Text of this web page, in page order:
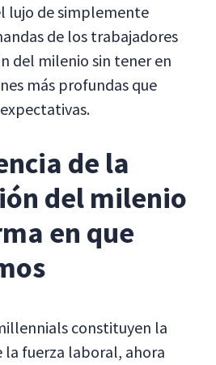
lujo de simplemente
de los trabajadores
del milenio sin tener en
más profundas que
de la
del milenio
en que
constituyen la
la fuerza laboral, ahora